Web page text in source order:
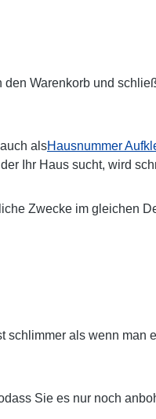
Warenkorb und
alsHausnummer
Ihr Haus sucht, wird
Zwecke im gleichen
als wenn
Sie es nur noch